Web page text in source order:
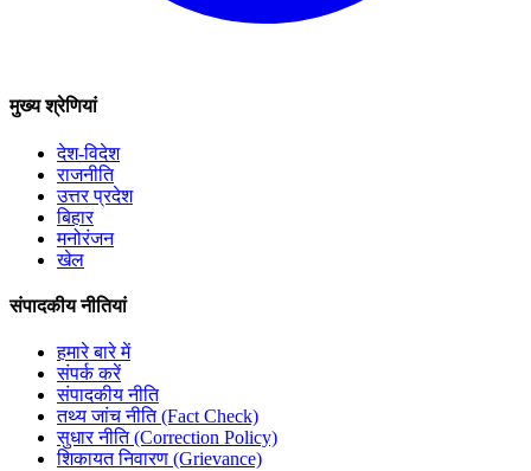
मुख्य श्रेणियां
देश-विदेश
राजनीति
उत्तर प्रदेश
बिहार
मनोरंजन
खेल
संपादकीय नीतियां
हमारे बारे में
संपर्क करें
संपादकीय नीति
तथ्य जांच नीति (Fact Check)
सुधार नीति (Correction Policy)
शिकायत निवारण (Grievance)